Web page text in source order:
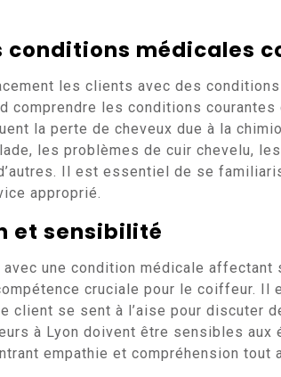
conditions médicales
les clients avec des
comprendre les conditions
la perte de cheveux due à la
les problèmes de cuir chevelu,
Il est essentiel de se
approprié.
et sensibilité
une condition médicale affectant
cruciale pour le coiffeur. Il
client se sent à l’aise pour discuter
à Lyon doivent être sensibles aux
empathie et compréhension tout